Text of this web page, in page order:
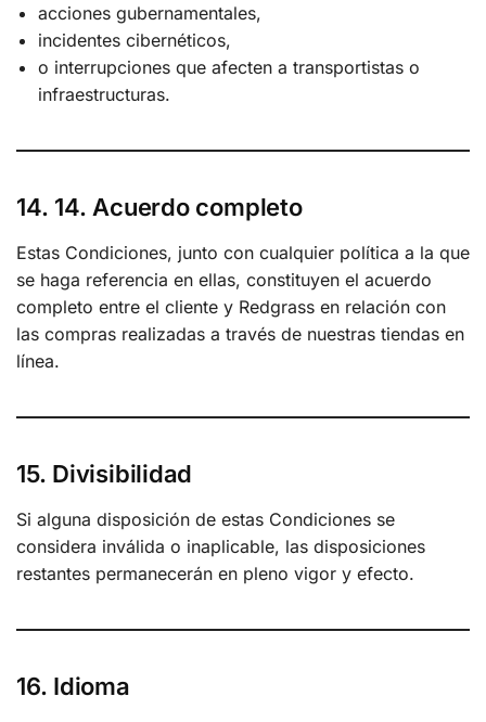
acciones gubernamentales,
incidentes cibernéticos,
o interrupciones que afecten a transportistas o
infraestructuras.
14. 14. Acuerdo completo
Estas Condiciones, junto con cualquier política a la que
se haga referencia en ellas, constituyen el acuerdo
completo entre el cliente y Redgrass en relación con
las compras realizadas a través de nuestras tiendas en
línea.
15. Divisibilidad
Si alguna disposición de estas Condiciones se
considera inválida o inaplicable, las disposiciones
restantes permanecerán en pleno vigor y efecto.
16. Idioma